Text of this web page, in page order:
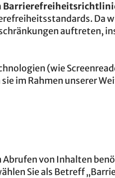
Da
auftreten,
(wie
im Rahmen unserer
von Inhalten
Sie als Betreff